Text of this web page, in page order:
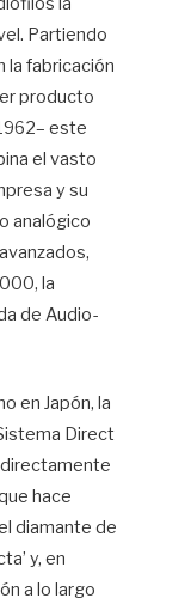
Partiendo
la fabricación
producto
este
el vasto
y su
analógico
la
de Audio-
en Japón, la
Direct
directamente
hace
diamante de
y, en
a lo largo